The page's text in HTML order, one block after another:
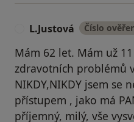
L.Justová Číslo
Mám 62 let. Mám už
zdravotních problémů
NIKDY,NIKDY jsem se
přístupem , jako má
příjemný, milý, vše